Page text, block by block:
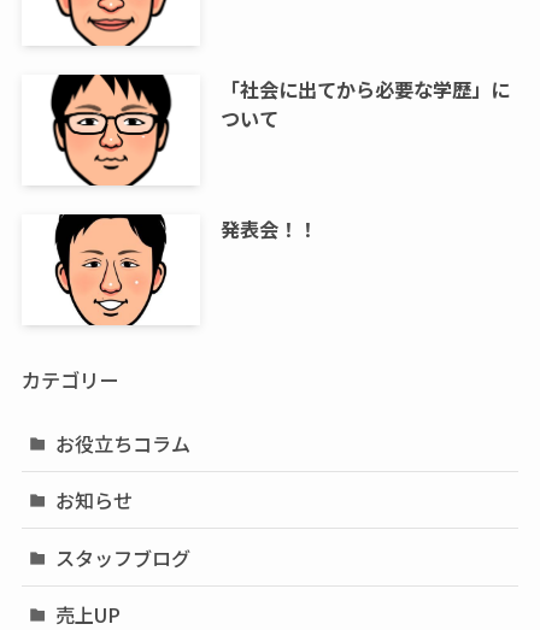
「社会に出てから必要な学歴」に
ついて
発表会！！
カテゴリー
お役立ちコラム
お知らせ
スタッフブログ
売上UP